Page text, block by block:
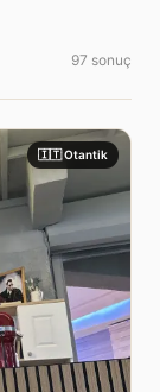
97 sonuç
🇮🇹 Otantik